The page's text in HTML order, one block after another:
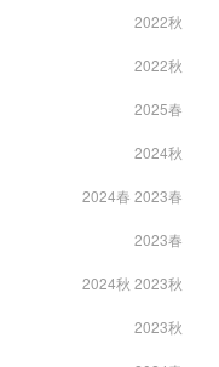
2022秋
2022秋
2025春
2024秋
2024春 2023春
2023春
2024秋 2023秋
2023秋